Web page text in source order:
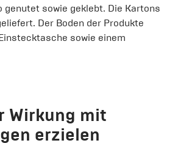
genutet sowie geklebt. Die Kartons
Der Boden der Produkte
sowie einem
Wirkung mit
erzielen